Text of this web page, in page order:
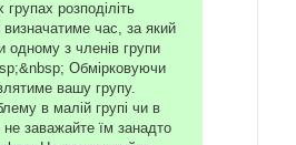
розподіліть
час, за який
одному з членів групи
Обмірковуючи
вашу групу.
в малій групі чи в
не заважайте їм занадто